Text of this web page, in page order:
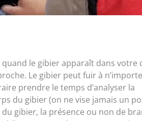
le gibier apparaît dans votre
Le gibier peut fuir à
prendre le temps d’analyser la
du gibier (on ne vise jamais un
gibier, la présence ou non de